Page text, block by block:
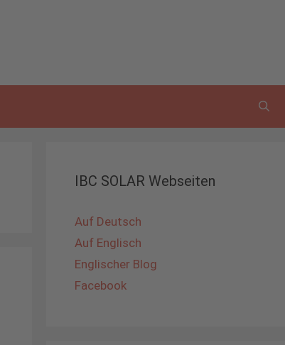
IBC SOLAR Webseiten
Auf Deutsch
Auf Englisch
Englischer Blog
Facebook